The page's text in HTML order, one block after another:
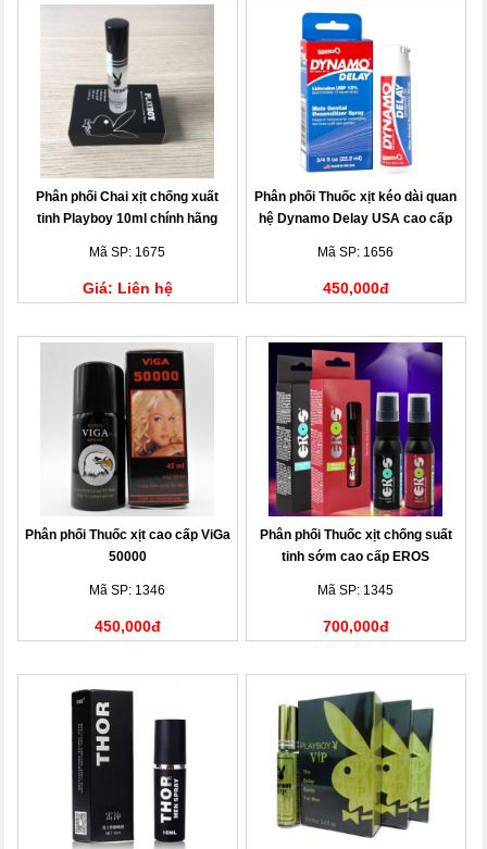
Phân phối Chai xịt chống xuất
tinh Playboy 10ml chính hãng
Mã SP: 1675
Giá: Liên hệ
Phân phối Thuốc xịt kéo dài quan
hệ Dynamo Delay USA cao cấp
Mã SP: 1656
450,000đ
Phân phối Thuốc xịt cao cấp ViGa
50000
Mã SP: 1346
450,000đ
Phân phối Thuốc xịt chống suất
tinh sớm cao cấp EROS
Mã SP: 1345
700,000đ